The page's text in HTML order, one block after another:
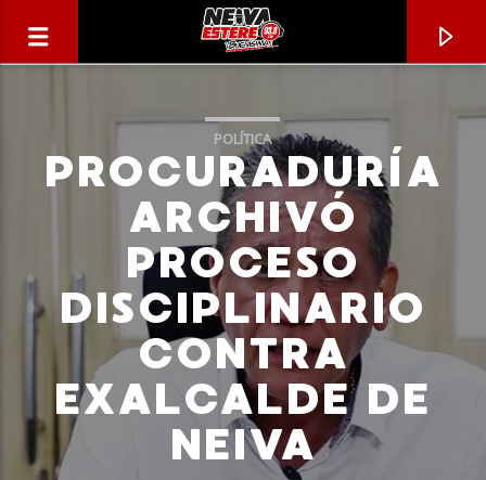
CANCIÓN ACTUAL
TÍTULO
ARTISTA
POLÍTICA
PROCURADURÍA
ARCHIVÓ
PROCESO
DISCIPLINARIO
CONTRA
EXALCALDE DE
NEIVA